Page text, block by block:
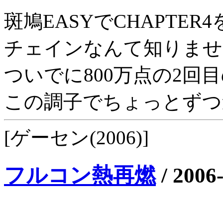
斑鳩EASYで
チェインなんて知りま
ついでに800万点の2回
この調子でちょっとず
[ゲーセン(2006)]
フルコン熱再燃/